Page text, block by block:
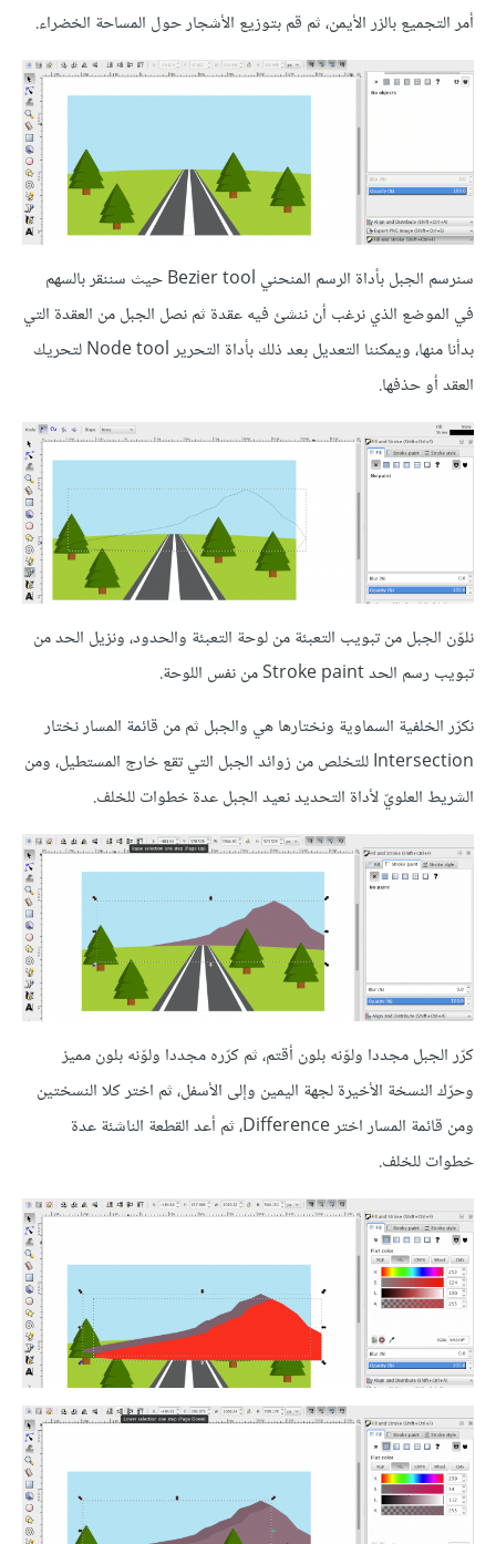
أمر التجميع بالزر الأيمن، ثم قم بتوزيع الأشجار حول المساحة الخضراء.
سنرسم الجبل بأداة الرسم المنحني Bezier tool حيث سننقر بالسهم
في الموضع الذي نرغب أن ننشئ فيه عقدة ثم نصل الجبل من العقدة التي
بدأنا منها، ويمكننا التعديل بعد ذلك بأداة التحرير Node tool لتحريك
العقد أو حذفها.
نلوّن الجبل من تبويب التعبئة من لوحة التعبئة والحدود، ونزيل الحد من
تبويب رسم الحد Stroke paint من نفس اللوحة.
نكرّر الخلفية السماوية ونختارها هي والجبل ثم من قائمة المسار نختار
Intersection للتخلص من زوائد الجبل التي تقع خارج المستطيل، ومن
الشريط العلويّ لأداة التحديد نعيد الجبل عدة خطوات للخلف.
كرّر الجبل مجددا ولوّنه بلون أقتم، ثم كرّره مجددا ولوّنه بلون مميز
وحرّك النسخة الأخيرة لجهة اليمين وإلى الأسفل، ثم اختر كلا النسختين
ومن قائمة المسار اختر Difference، ثم أعد القطعة الناشئة عدة
خطوات للخلف.